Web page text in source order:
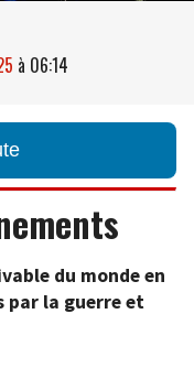
à 06:14
du monde en
par la guerre et